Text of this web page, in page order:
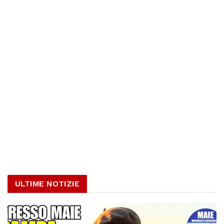
ULTIME NOTIZIE